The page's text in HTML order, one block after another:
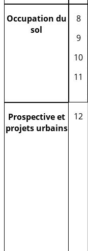
Occupation du
sol
8
9
10
11
Prospective et
projets urbains
12